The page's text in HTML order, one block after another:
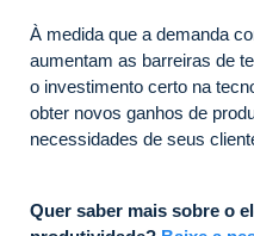
À medida que a demanda
aumentam as barreiras de
o investimento certo na
obter novos ganhos de
necessidades de seus
Quer saber mais sobre o